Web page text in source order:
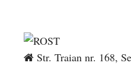
Str. Traian nr. 168,